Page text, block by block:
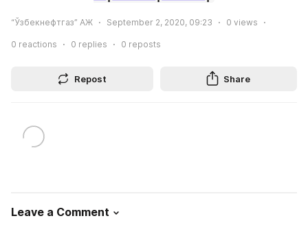
“Ўзбекнефтгаз” АЖ September 2, 2020, 09:23 0 views
0 reactions 0 replies 0 reposts
Repost Share
Leave a Comment